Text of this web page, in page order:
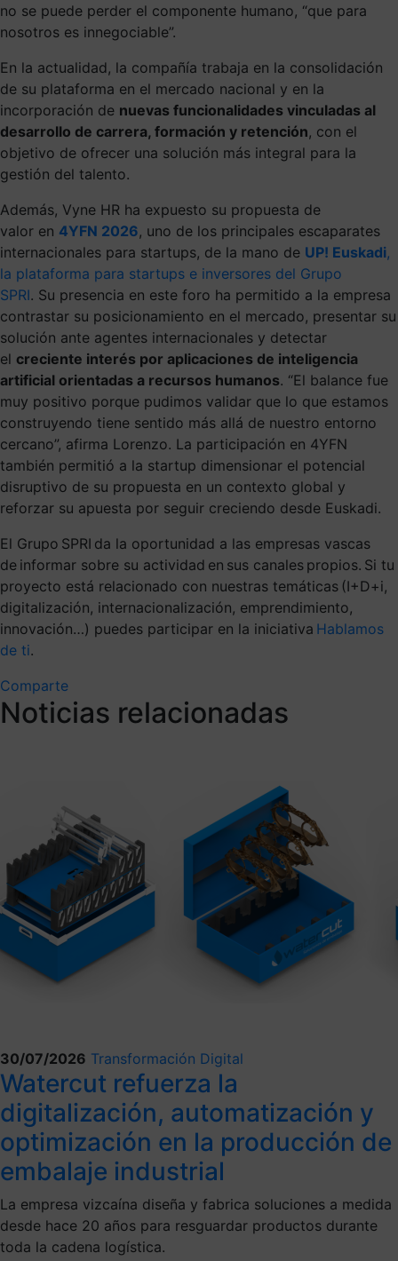
no se puede perder el componente humano, “que para
nosotros es innegociable”.
En la actualidad, la compañía trabaja en la consolidación
de su plataforma en el mercado nacional y en la
incorporación de nuevas funcionalidades vinculadas al
desarrollo de carrera, formación y retención, con el
objetivo de ofrecer una solución más integral para la
gestión del talento.
Además, Vyne HR ha expuesto su propuesta de
valor en 4YFN 2026, uno de los principales escaparates
internacionales para startups, de la mano de UP! Euskadi,
la plataforma para startups e inversores del Grupo
SPRI. Su presencia en este foro ha permitido a la empresa
contrastar su posicionamiento en el mercado, presentar su
solución ante agentes internacionales y detectar
el creciente interés por aplicaciones de inteligencia
artificial orientadas a recursos humanos. “El balance fue
muy positivo porque pudimos validar que lo que estamos
construyendo tiene sentido más allá de nuestro entorno
cercano”, afirma Lorenzo. La participación en 4YFN
también permitió a la startup dimensionar el potencial
disruptivo de su propuesta en un contexto global y
reforzar su apuesta por seguir creciendo desde Euskadi.
El Grupo SPRI da la oportunidad a las empresas vascas
de informar sobre su actividad en sus canales propios. Si tu
proyecto está relacionado con nuestras temáticas (I+D+i,
digitalización, internacionalización, emprendimiento,
innovación…) puedes participar en la iniciativa Hablamos
de ti.
Comparte
Noticias relacionadas
30/07/2026 Transformación Digital
Watercut refuerza la
digitalización, automatización y
optimización en la producción de
embalaje industrial
La empresa vizcaína diseña y fabrica soluciones a medida
desde hace 20 años para resguardar productos durante
toda la cadena logística.